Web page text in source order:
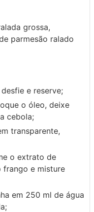
grossa,
parmesão ralado
e reserve;
o óleo, deixe
cebola;
transparente,
o extrato de
e misture
em 250 ml de água